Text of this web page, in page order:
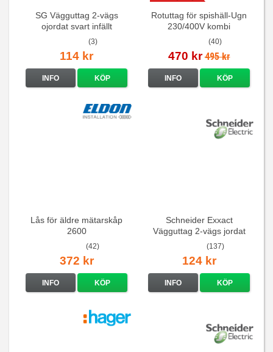
SG Vägguttag 2-vägs
ojordat svart infällt
16A/250V
(3)
114 kr
INFO KÖP
Rotuttag för spishäll-Ugn
230/400V kombi
(40)
470 kr 495 kr
INFO KÖP
Lås för äldre mätarskåp
2600
(42)
372 kr
INFO KÖP
Schneider Exxact
Vägguttag 2-vägs jordat
Vit standarduttag
(137)
124 kr
INFO KÖP